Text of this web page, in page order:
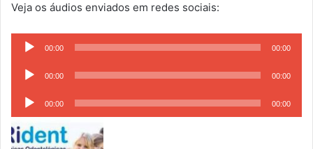
Veja os áudios enviados em redes sociais:
Tocador
áudio
00:00 00:00
Tocador
áudio
00:00 00:00
Tocador
de
áudio
00:00 00:00